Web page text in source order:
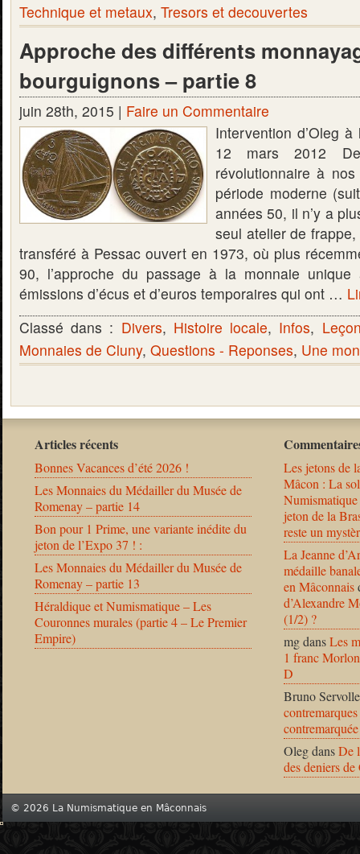
Technique et metaux, Tresors et decouvertes
Approche des différents
bourguignons – partie 8
juin 28th, 2015 | Faire un Commentaire
Intervention d’Oleg
12 mars 2012
révolutionnaire à
période moderne
années 50, il n’y a
seul atelier de
transféré à Pessac ouvert en 1973, où plus
90, l’approche du passage à la monnaie
émissions d’écus et d’euros temporaires qui ont …
Classé dans : Divers, Histoire locale, Infos,
Monnaies de Cluny, Questions - Reponses, Une
Articles récents
Bonnes Vacances d’été 2026 !
Les Monnaies du Médailler du Musée de
Romenay – partie 14
Bon pour 1 Prime, une variante inédite du
jeton de l’Expo 37 ! :
Les Monnaies du Médailler du Musée de
Romenay – partie 13
Héraldique et Numismatique – Les
Couronnes murales (partie 4 – Le Premier
Empire)
Les jetons de
Mâcon : La
jeton de la
reste un
La Jeanne
médaille
en Mâconnais
d’Alexandre
(1/2) ?
mgdansLes
1 franc
D
Bruno Servolle
OlegdansDe
des deniers
© 2026 La Numismatique en Mâconnais